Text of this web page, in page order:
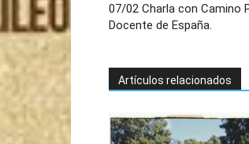
07/02 Charla con Camino
Docente de España.
Artículos relacionados